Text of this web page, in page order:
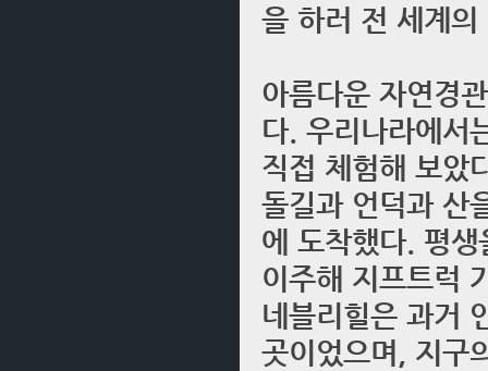
을 하러 전 세계
아름다운 자연경
다. 우리나라에서
직접 체험해 보았
돌길과 언덕과 산
에 도착했다. 평
이주해 지프트럭
네블리힐은 과거
곳이었으며, 지구